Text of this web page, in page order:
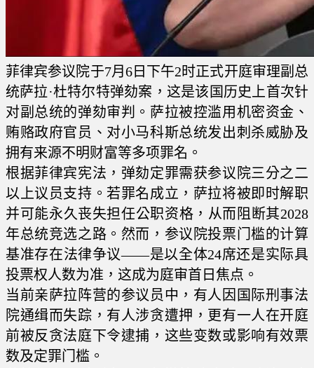
菲律宾参议院于7月6日下午2时正式开庭审理副总
统萨拉·杜特尔特弹劾案，这是该国历史上首次针
对副总统的弹劾审判。萨拉被控滥用机密资金、
贿赂政府官员、对小马科斯总统发出刺杀威胁及
拥有来源不明财富等多项罪名。
根据菲律宾宪法，弹劾定罪需获参议院三分之二
以上议员支持。若罪名成立，萨拉将被即时解职
并可能永久丧失担任公职资格，从而阻断其2028
年总统竞选之路。然而，参议院投票门槛的计算
基准存在法律争议——是以全体24席还是实际具
投票权人数为准，这成为庭审首日焦点。
当前亲萨拉阵营的参议员中，有人因国际刑事法
院通缉而失踪，有人涉贪遭押，更有一人在开庭
前被反贪法庭下令逮捕，这些变数或影响有效票
数及定罪门槛。